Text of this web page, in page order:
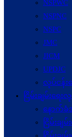
NSPWC
NSPNC
NSPC
JMC
JICM
UPDJC
လုပ်ငန်း
ငြိမ်းချမ်းရေး
နောက်ခံ
ငြိမ်းချမ်